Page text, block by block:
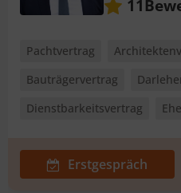
11
Pachtvertrag
Bauträgervertrag
Dienstbarkeitsvertrag
Erstgespräch